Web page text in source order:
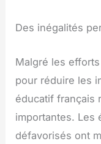
Des inégalités
Malgré les
pour réduire les
éducatif français
importantes. Les
défavorisés ont